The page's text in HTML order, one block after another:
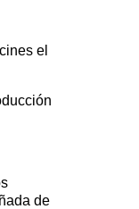
el
de